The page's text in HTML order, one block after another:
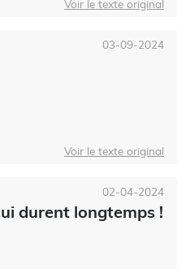
Voir le texte original
03-09-2024
Voir le texte original
durent longtemps !
02-04-2024